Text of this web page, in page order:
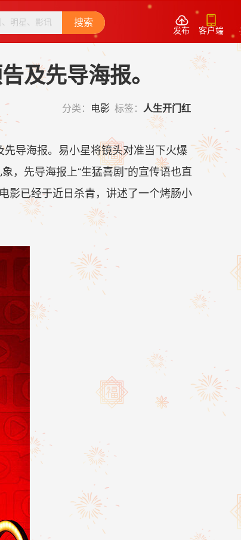
搜索 
发布

客户端
及先导海报。
分类： 电影标签： 人生开门红
导海报。易小星将镜头对准当下火爆
，先导海报上“生猛喜剧”的宣传语也直
影已经于近日杀青，讲述了一个烤肠小